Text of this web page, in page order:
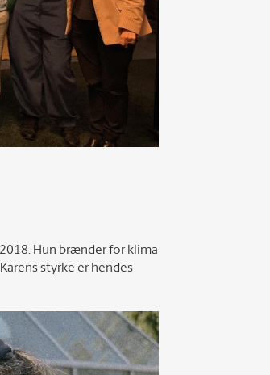
Hun brænder for klima
styrke er hendes